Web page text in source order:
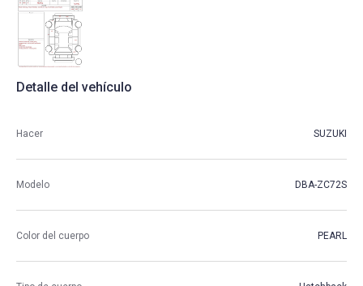
Detalle del vehículo
Hacer SUZUKI
Modelo DBA-ZC72S
Color del cuerpo PEARL